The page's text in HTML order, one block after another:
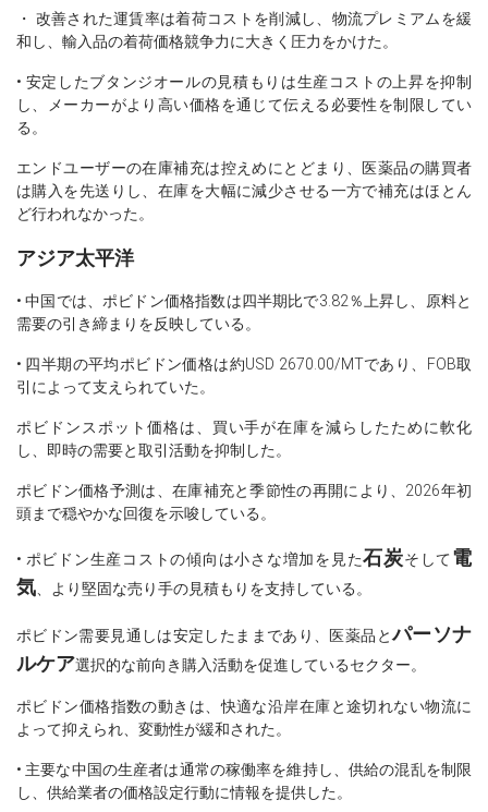
・ 改善された運賃率は着荷コストを削減し、物流プレミアムを緩
和し、輸入品の着荷価格競争力に大きく圧力をかけた。
• 安定したブタンジオールの見積もりは生産コストの上昇を抑制
し、メーカーがより高い価格を通じて伝える必要性を制限してい
る。
エンドユーザーの在庫補充は控えめにとどまり、医薬品の購買者
は購入を先送りし、在庫を大幅に減少させる一方で補充はほとん
ど行われなかった。
アジア太平洋
• 中国では、ポビドン価格指数は四半期比で3.82％上昇し、原料と
需要の引き締まりを反映している。
• 四半期の平均ポビドン価格は約USD 2670.00/MTであり、FOB取
引によって支えられていた。
ポビドンスポット価格は、買い手が在庫を減らしたために軟化
し、即時の需要と取引活動を抑制した。
ポビドン価格予測は、在庫補充と季節性の再開により、2026年初
頭まで穏やかな回復を示唆している。
• ポビドン生産コストの傾向は小さな増加を見た石炭そして電
気 、より堅固な売り手の見積もりを支持している。
ポビドン需要見通しは安定したままであり、医薬品とパーソナ
ルケア選択的な前向き購入活動を促進しているセクター。
ポビドン価格指数の動きは、快適な沿岸在庫と途切れない物流に
よって抑えられ、変動性が緩和された。
• 主要な中国の生産者は通常の稼働率を維持し、供給の混乱を制限
し、供給業者の価格設定行動に情報を提供した。